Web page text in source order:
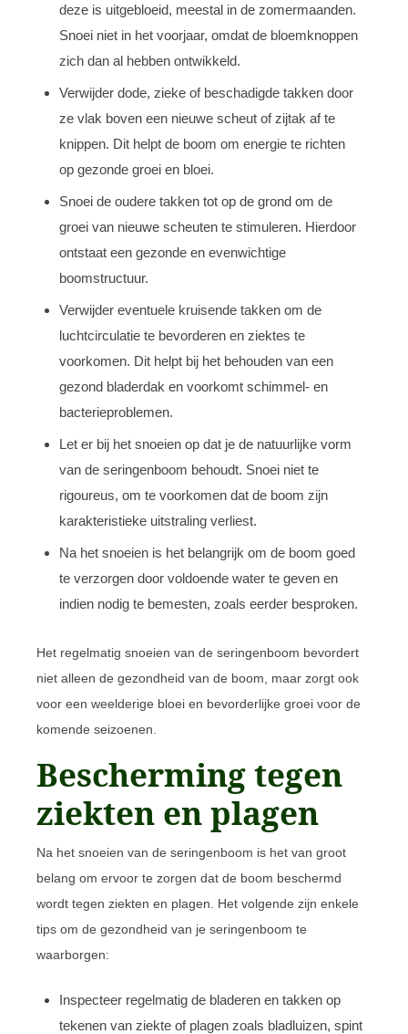
deze is uitgebloeid, meestal in de zomermaanden.
Snoei niet in het voorjaar, omdat de bloemknoppen
zich dan al hebben ontwikkeld.
Verwijder dode, zieke of beschadigde takken door
ze vlak boven een nieuwe scheut of zijtak af te
knippen. Dit helpt de boom om energie te richten
op gezonde groei en bloei.
Snoei de oudere takken tot op de grond om de
groei van nieuwe scheuten te stimuleren. Hierdoor
ontstaat een gezonde en evenwichtige
boomstructuur.
Verwijder eventuele kruisende takken om de
luchtcirculatie te bevorderen en ziektes te
voorkomen. Dit helpt bij het behouden van een
gezond bladerdak en voorkomt schimmel- en
bacterieproblemen.
Let er bij het snoeien op dat je de natuurlijke vorm
van de seringenboom behoudt. Snoei niet te
rigoureus, om te voorkomen dat de boom zijn
karakteristieke uitstraling verliest.
Na het snoeien is het belangrijk om de boom goed
te verzorgen door voldoende water te geven en
indien nodig te bemesten, zoals eerder besproken.
Het regelmatig snoeien van de seringenboom bevordert
niet alleen de gezondheid van de boom, maar zorgt ook
voor een weelderige bloei en bevorderlijke groei voor de
komende seizoenen.
Bescherming tegen
ziekten en plagen
Na het snoeien van de seringenboom is het van groot
belang om ervoor te zorgen dat de boom beschermd
wordt tegen ziekten en plagen. Het volgende zijn enkele
tips om de gezondheid van je seringenboom te
waarborgen:
Inspecteer regelmatig de bladeren en takken op
tekenen van ziekte of plagen zoals bladluizen, spint